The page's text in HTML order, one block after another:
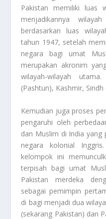
Pakistan memiliki luas
menjadikannya
berdasarkan luas
tahun 1947, setelah
negara bagi umat
merupakan akronim
wilayah-wilayah
(Pashtun), Kashmir,
Kemudian juga proses
pengaruhi oleh
dan Muslim di India
negara kolonial
kelompok ini
terpisah bagi umat
Pakistan merdeka
sebagai pemimpin
di bagi menjadi dua
(sekarang Pakistan) dan